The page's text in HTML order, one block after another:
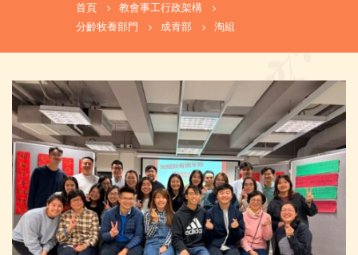
首頁
教會事工行政架構
分齡牧養部門
成青部 淘組